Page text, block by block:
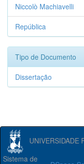
Niccolò Machiavelli
República
Tipo de Documento
Dissertação
UNIVERSIDADE
Sistema de